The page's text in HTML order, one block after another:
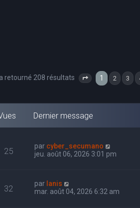
retourné 208 résultats Page 1sur 7
1 2 3
Dernier message
25 par cyber_secumano
jeu. août 06, 2026 3:01 pm
32 par Ianis
mar. août 04, 2026 6:32 am